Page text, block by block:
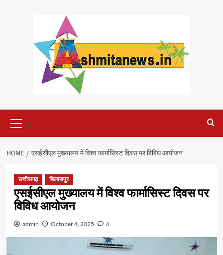
Menu
HOME एसईसीएल मुख्यालय में विश्व फार्मासिस्ट दिवस पर विविध आयोजन
छत्तीसगढ़ बिलासपुर
एसईसीएल मुख्यालय में विश्व फार्मासिस्ट दिवस पर
विविध आयोजन
admin October 4, 2025 6